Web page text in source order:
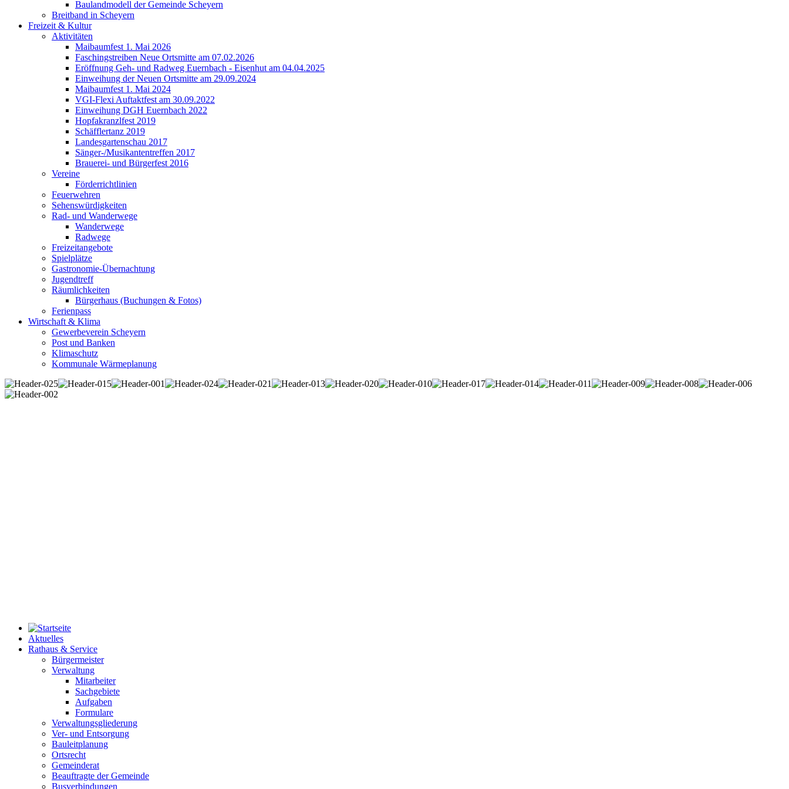
Baulandmodell der Gemeinde Scheyern
Breitband in Scheyern
Freizeit & Kultur
Aktivitäten
Maibaumfest 1. Mai 2026
Faschingstreiben Neue Ortsmitte am 07.02.2026
Eröffnung Geh- und Radweg Euernbach - Eisenhut am 04.04.2025
Einweihung der Neuen Ortsmitte am 29.09.2024
Maibaumfest 1. Mai 2024
VGI-Flexi Auftaktfest am 30.09.2022
Einweihung DGH Euernbach 2022
Hopfakranzlfest 2019
Schäfflertanz 2019
Landesgartenschau 2017
Sänger-/Musikantentreffen 2017
Brauerei- und Bürgerfest 2016
Vereine
Förderrichtlinien
Feuerwehren
Sehenswürdigkeiten
Rad- und Wanderwege
Wanderwege
Radwege
Freizeitangebote
Spielplätze
Gastronomie-Übernachtung
Jugendtreff
Räumlichkeiten
Bürgerhaus (Buchungen & Fotos)
Ferienpass
Wirtschaft & Klima
Gewerbeverein Scheyern
Post und Banken
Klimaschutz
Kommunale Wärmeplanung
Aktuelles
Rathaus & Service
Bürgermeister
Verwaltung
Mitarbeiter
Sachgebiete
Aufgaben
Formulare
Verwaltungsgliederung
Ver- und Entsorgung
Bauleitplanung
Ortsrecht
Gemeinderat
Beauftragte der Gemeinde
Busverbindungen